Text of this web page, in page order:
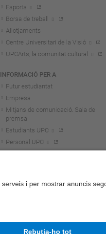
Esports
Borsa de treball
Allotjaments
Centre Universitari de la Visió
UPCArts, la comunitat cultural
INFORMACIÓ PER A
Futur estudiantat
Empresa
Mitjans de comunicació. Sala de
premsa
Estudiants UPC
Personal UPC